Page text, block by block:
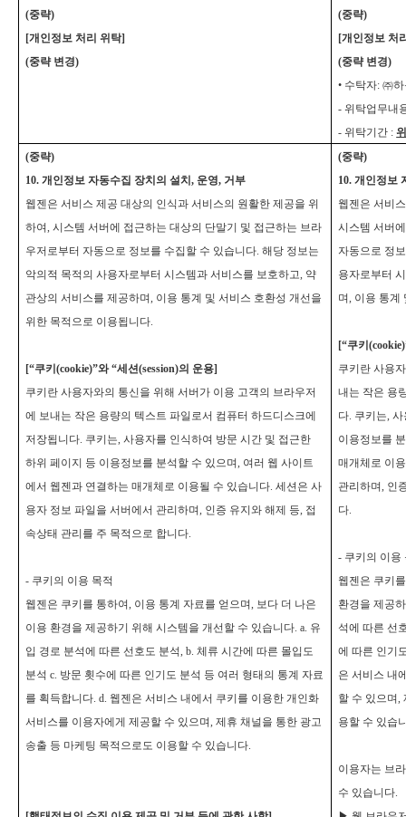
(중략)
[개인정보 처리 위탁]
(중략 변경)
(중략)
[개인정보 처
(중략 변경)
• 수탁자: ㈜
-위탁업무내
-위탁기간 :
(중략)
10.개인정보 자동수집 장치의 설치, 운영, 거부
웹젠은 서비스 제공 대상의 인식과 서비스의 원활한 제공을 위
하여, 시스템 서버에 접근하는 대상의 단말기 및 접근하는 브라
우저로부터 자동으로 정보를 수집할 수 있습니다. 해당 정보는
악의적 목적의 사용자로부터 시스템과 서비스를 보호하고, 약
관상의 서비스를 제공하며, 이용 통계 및 서비스 호환성 개선을
위한 목적으로 이용됩니다.
[“쿠키(cookie)”와 “세션(session)의 운용]
쿠키란 사용자와의 통신을 위해 서버가 이용 고객의 브라우저
에 보내는 작은 용량의 텍스트 파일로서 컴퓨터 하드디스크에
저장됩니다. 쿠키는, 사용자를 인식하여 방문 시간 및 접근한
하위 페이지 등 이용정보를 분석할 수 있으며, 여러 웹 사이트
에서 웹젠과 연결하는 매개체로 이용될 수 있습니다. 세션은 사
용자 정보 파일을 서버에서 관리하며, 인증 유지와 해제 등, 접
속상태 관리를 주 목적으로 합니다.
- 쿠키의 이용 목적
웹젠은 쿠키를 통하여, 이용 통계 자료를 얻으며, 보다 더 나은
이용 환경을 제공하기 위해 시스템을 개선할 수 있습니다. a. 유
입 경로 분석에 따른 선호도 분석, b. 체류 시간에 따른 몰입도
분석 c. 방문 횟수에 따른 인기도 분석 등 여러 형태의 통계 자료
를 획득합니다. d. 웹젠은 서비스 내에서 쿠키를 이용한 개인화
서비스를 이용자에게 제공할 수 있으며, 제휴 채널을 통한 광고
송출 등 마케팅 목적으로도 이용할 수 있습니다.
(중략)
10.개인정보
웹젠은 서비
시스템 서버
자동으로 정
용자로부터
며, 이용 통계
[“쿠키
쿠키란 사용
내는 작은 용
다. 쿠키는,
이용정보를
매개체로 이
관리하며, 인
다.
- 쿠키의 이용
웹젠은 쿠키
환경을 제공
석에 따른 선
에 따른 인기
은 서비스 내
할 수 있으며,
용할 수 있습
이용자는 브
수 있습니다.